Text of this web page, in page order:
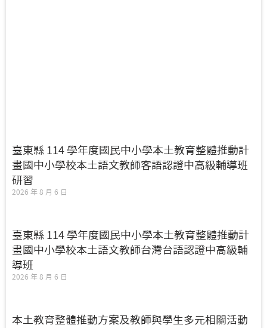
臺東縣 114 學年度國民中小學本土教育整體推動計
畫國中小學校本土語文教師客語認證中高級輔導班
研習
2026 年 8 月 6 日
臺東縣 114 學年度國民中小學本土教育整體推動計
畫國中小學校本土語文教師台灣台語認證中高級輔
導班
2026 年 8 月 6 日
本土教育整體推動方案及教師與學生多元相關活動